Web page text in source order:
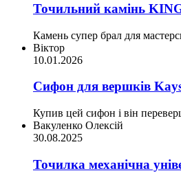
Точильний камінь
Камень супер брал для
Віктор
10.01.2026
Сифон для вершків
Купив цей сифон і він
Вакуленко Олексій
30.08.2025
Точилка механічна